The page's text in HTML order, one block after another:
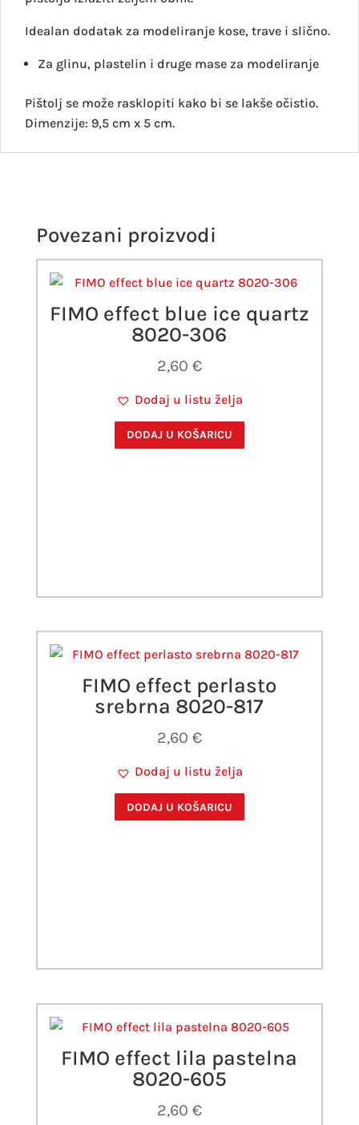
Idealan dodatak za modeliranje kose, trave i slično.
Za glinu, plastelin i druge mase za modeliranje
Pištolj se može rasklopiti kako bi se lakše očistio.
Dimenzije: 9,5 cm x 5 cm.
Povezani proizvodi
FIMO effect blue ice quartz
8020-306
2,60 €
Dodaj u listu želja
DODAJ U KOŠARICU
FIMO effect perlasto
srebrna 8020-817
2,60 €
Dodaj u listu želja
DODAJ U KOŠARICU
FIMO effect lila pastelna
8020-605
2,60 €